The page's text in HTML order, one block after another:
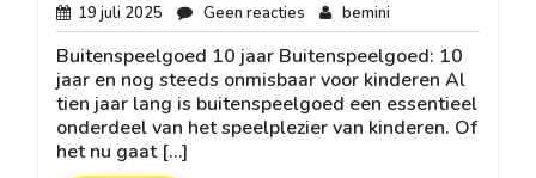
19 juli 2025 19
juli
2025
Geen reacties Geen
reacties
bemini
Buitenspeelgoed 10 jaar Buitenspeelgoed: 10
jaar en nog steeds onmisbaar voor kinderen Al
tien jaar lang is buitenspeelgoed een essentieel
onderdeel van het speelplezier van kinderen. Of
het nu gaat […]